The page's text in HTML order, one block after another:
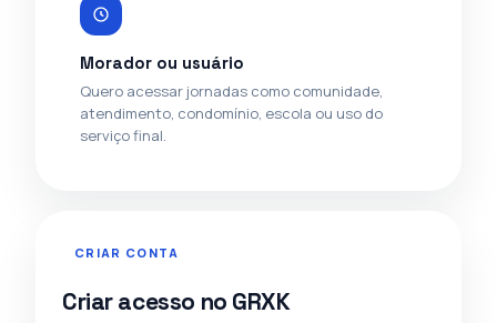
Morador ou usuário
Quero acessar jornadas como comunidade,
atendimento, condomínio, escola ou uso do
serviço final.
CRIAR CONTA
Criar acesso no GRXK